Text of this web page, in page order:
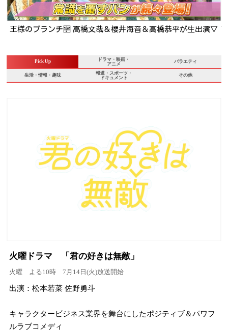
THE鬼タイジ【東京サマーランド完全占拠】VIVANT超大物俳
Pick Up
ドラマ・映画・
アニメ
バラエティ
生活・情報・趣味
報道・スポーツ・
ドキュメント
その他
火曜ドラマ 「君の好きは無敵」
火曜 よる10時 7月14日(火)放送開始
出演：松本若菜 佐野勇斗
キャラクタービジネス業界を舞台にしたポジティブ＆パワフ
ルラブコメディ